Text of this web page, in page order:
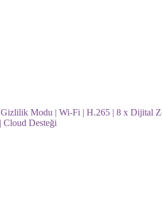
Gizlilik Modu | Wi-Fi | H.265 | 8 x Dijital
Desteği